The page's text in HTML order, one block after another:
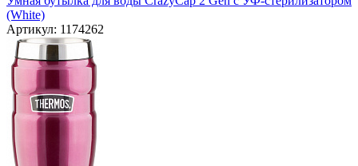
(White)
Артикул: 1174262